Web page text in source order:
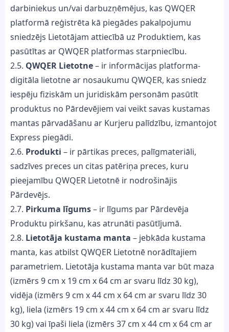
darbiniekus un/vai darbuzņēmējus, kas QWQER
platformā reģistrēta kā piegādes pakalpojumu
sniedzējs Lietotājam attiecībā uz Produktiem, kas
pasūtītas ar QWQER platformas starpniecību.
2.5. QWQER Lietotne– ir informācijas platforma-
digitāla lietotne ar nosaukumu QWQER, kas sniedz
iespēju fiziskām un juridiskām personām pasūtīt
produktus no Pārdevējiem vai veikt savas kustamas
mantas pārvadāšanu ar Kurjeru palīdzību, izmantojot
Express piegādi.
2.6. Produkti – ir pārtikas preces, palīgmateriāli,
sadzīves preces un citas patēriņa preces, kuru
pieejamību QWQER Lietotnē ir nodrošinājis
Pārdevējs.
2.7. Pirkuma līgums– ir līgums par Pārdevēja
Produktu pirkšanu, kas atrunāti pasūtījumā.
2.8. Lietotāja kustama manta – jebkāda kustama
manta, kas atbilst QWQER Lietotnē norādītajiem
parametriem. Lietotāja kustama manta var būt maza
(izmērs 9 cm x 19 cm x 64 cm ar svaru līdz 30 kg),
vidēja (izmērs 9 cm x 44 cm x 64 cm ar svaru līdz 30
kg), liela (izmērs 19 cm x 44 cm x 64 cm ar svaru līdz
30 kg) vai īpaši liela (izmērs 37 cm x 44 cm x 64 cm ar